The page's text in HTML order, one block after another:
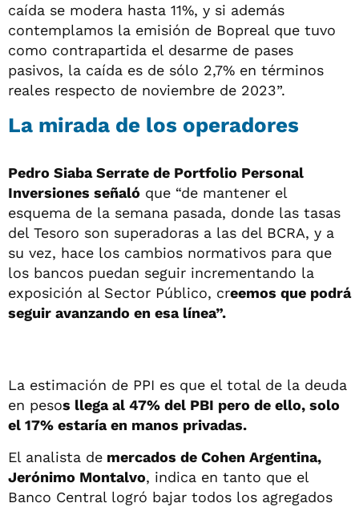
caída se modera hasta 11%, y si además
contemplamos la emisión de Bopreal que tuvo
como contrapartida el desarme de pases
pasivos, la caída es de sólo 2,7% en términos
reales respecto de noviembre de 2023”.
La mirada de los operadores
Pedro Siaba Serrate de Portfolio Personal
Inversiones señaló que “de mantener el
esquema de la semana pasada, donde las tasas
del Tesoro son superadoras a las del BCRA, y a
su vez, hace los cambios normativos para que
los bancos puedan seguir incrementando la
exposición al Sector Público, creemos que podrá
seguir avanzando en esa línea”.
La estimación de PPI es que el total de la deuda
en pesos llega al 47% del PBI pero de ello, solo
el 17% estaría en manos privadas.
El analista de mercados de Cohen Argentina,
Jerónimo Montalvo, indica en tanto que el
Banco Central logró bajar todos los agregados